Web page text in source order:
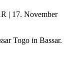
| 17. November
Togo in Bassar.